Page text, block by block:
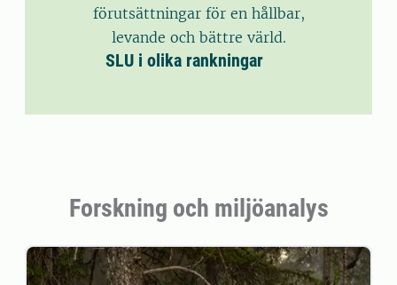
förutsättningar för en hållbar,
levande och bättre värld.
SLU i olika rankningar
Forskning och miljöanalys